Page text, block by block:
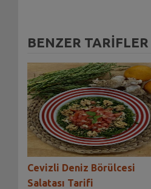
BENZER TARİFLER
Cevizli Deniz Börülcesi
Salatası Tarifi